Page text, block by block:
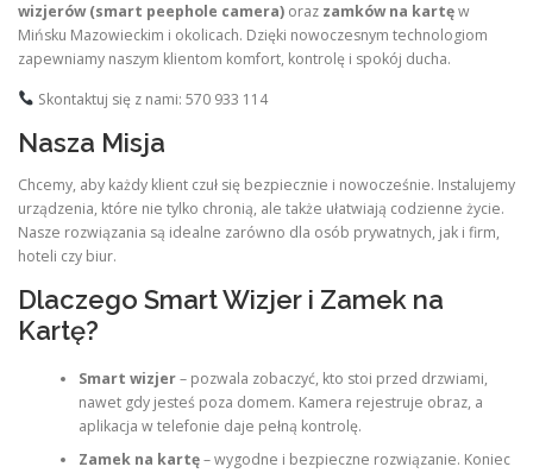
wizjerów (smart peephole camera) oraz zamków na kartęw
Mińsku Mazowieckim i okolicach. Dzięki nowoczesnym technologiom
zapewniamy naszym klientom komfort, kontrolę i spokój ducha.
Skontaktuj się z nami: 570 933 114
Nasza Misja
Chcemy, aby każdy klient czuł się bezpiecznie i nowocześnie. Instalujemy
urządzenia, które nie tylko chronią, ale także ułatwiają codzienne życie.
Nasze rozwiązania są idealne zarówno dla osób prywatnych, jak i firm,
hoteli czy biur.
Dlaczego Smart Wizjer i Zamek na
Kartę?
Smart wizjer– pozwala zobaczyć, kto stoi przed drzwiami,
nawet gdy jesteś poza domem. Kamera rejestruje obraz, a
aplikacja w telefonie daje pełną kontrolę.
Zamek na kartę– wygodne i bezpieczne rozwiązanie. Koniec